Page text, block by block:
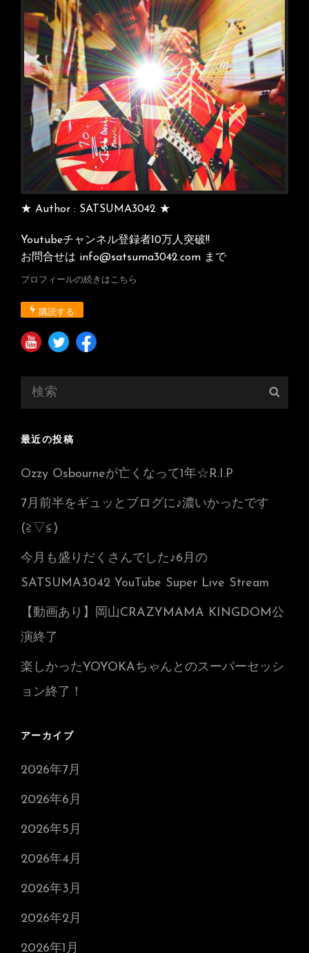
ョ
ン
★ Author : SATSUMA3042 ★
Youtubeチャンネル登録者10万人突破!!
お問合せは info@satsuma3042.com まで
プロフィールの続きはこちら
購読する
最近の投稿
Ozzy Osbourneが亡くなって1年☆R.I.P
7月前半をギュッとブログに♪濃いかったです
(≧▽≦)
今月も盛りだくさんでした♪6月の
SATSUMA3042 YouTube Super Live Stream
【動画あり】岡山CRAZYMAMA KINGDOM公
演終了
楽しかったYOYOKAちゃんとのスーパーセッシ
ョン終了！
アーカイブ
2026年7月
2026年6月
2026年5月
2026年4月
2026年3月
2026年2月
2026年1月